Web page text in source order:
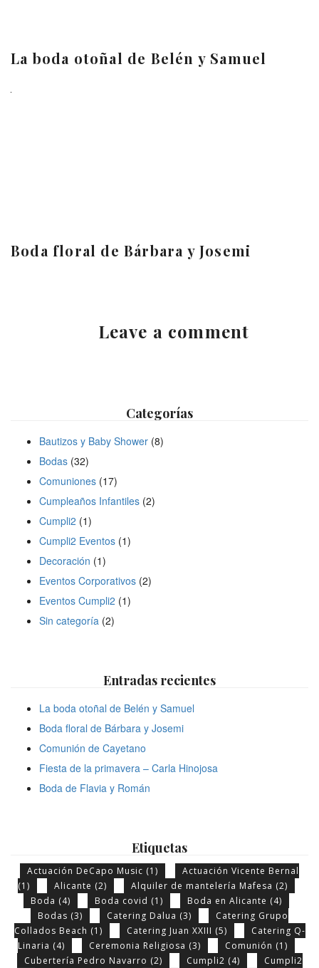
La boda otoñal de Belén y Samuel
Boda floral de Bárbara y Josemi
Leave a comment
Categorías
Bautizos y Baby Shower (8)
Bodas (32)
Comuniones (17)
Cumpleaños Infantiles (2)
Cumpli2 (1)
Cumpli2 Eventos (1)
Decoración (1)
Eventos Corporativos (2)
Eventos Cumpli2 (1)
Sin categoría (2)
Entradas recientes
La boda otoñal de Belén y Samuel
Boda floral de Bárbara y Josemi
Comunión de Cayetano
Fiesta de la primavera – Carla Hinojosa
Boda de Flavia y Román
Etiquetas
Actuación DeCapo Music (1)
Actuación Vicente Bernal
(1)
Alicante (2) Alquiler de mantelería Mafesa (2)
Boda (4) Boda covid (1) Boda en Alicante (4)
Bodas (3) Catering Dalua (3)
Catering Grupo
Collados Beach (1) Catering Juan XXIII (5)
Catering Q-
Linaria (4) Ceremonia Religiosa (3) Comunión (1)
Cubertería Pedro Navarro (2) Cumpli2 (4)
Cumpli2